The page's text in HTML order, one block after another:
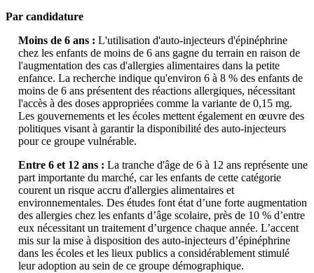
Par candidature
Moins de 6 ans : L'utilisation d'auto-injecteurs d'épinéphrine
chez les enfants de moins de 6 ans gagne du terrain en raison de
l'augmentation des cas d'allergies alimentaires dans la petite
enfance. La recherche indique qu'environ 6 à 8 % des enfants de
moins de 6 ans présentent des réactions allergiques, nécessitant
l'accès à des doses appropriées comme la variante de 0,15 mg.
Les gouvernements et les écoles mettent également en œuvre des
politiques visant à garantir la disponibilité des auto-injecteurs
pour ce groupe vulnérable.
Entre 6 et 12 ans : La tranche d'âge de 6 à 12 ans représente une
part importante du marché, car les enfants de cette catégorie
courent un risque accru d'allergies alimentaires et
environnementales. Des études font état d’une forte augmentation
des allergies chez les enfants d’âge scolaire, près de 10 % d’entre
eux nécessitant un traitement d’urgence chaque année. L’accent
mis sur la mise à disposition des auto-injecteurs d’épinéphrine
dans les écoles et les lieux publics a considérablement stimulé
leur adoption au sein de ce groupe démographique.